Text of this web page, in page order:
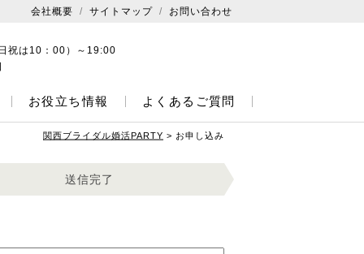
会社概要 サイトマップ お問い合わせ
祝は10：00）～19:00
お役立ち情報 よくあるご質問
関西ブライダル婚活PARTY > お申し込み
送信完了